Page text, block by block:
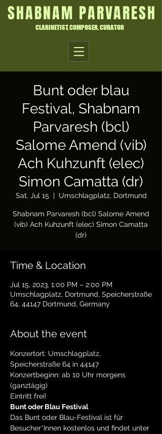
SHABNAM PARVARESH
CLARINETIST, COMPOSER, CURATOR
Bunt oder blau
Festival, Shabnam
Parvaresh (bcl)
Salome Amend (vib)
Ach Kuhzunft (elec)
Simon Camatta (dr)
Sat, Jul 15
  |
Umschlagplatz, Dortmund
Shabnam Parvaresh (bcl) Salome Amend
(vib) Ach Kuhzunft (elec) Simon Camatta
(dr)
Time & Location
Jul 15, 2023, 1:00 PM – 2:00 PM
Umschlagplatz, Dortmund, Speicherstraße
64, 44147 Dortmund, Germany
About the event
Konzertort: Umschlagplatz,
Speicherstraße 64 in 44147
Konzertbeginn: ab 10 Uhr morgens
(ganztägig)
Eintritt frei!
Bunt oder Blau Festival
Das Bunt oder Blau-Festival ist für
Besucher*Innen kostenlos und findet unter